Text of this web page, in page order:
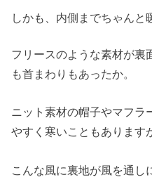
しかも、内側までちゃんと
フリースのような素材が裏
も首まわりもあったか。
ニット素材の帽子やマフラ
やすく寒いこともあります
こんな風に裏地が風を通し